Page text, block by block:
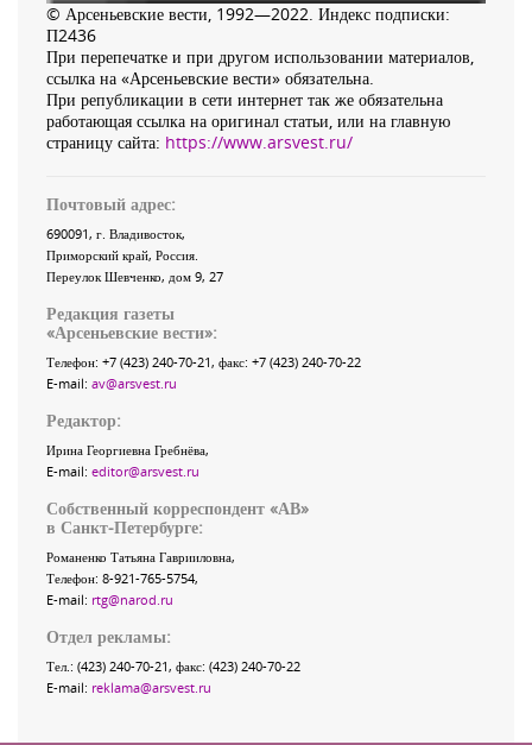
© Арсеньевские вести, 1992—2022. Индекс подписки:
П2436
При перепечатке и при другом использовании материалов,
ссылка на «Арсеньевские вести» обязательна.
При републикации в сети интернет так же обязательна
работающая ссылка на оригинал статьи, или на главную
страницу сайта: https://www.arsvest.ru/
Почтовый адрес:
690091, г. Владивосток,
Приморский край, Россия
Переулок Шевченко, дом 9, 27
Редакция газеты
«Арсеньевские вести»:
Телефон: +7 (423) 240-70-21, факс: +7 (423) 240-70-22
E-mail: av@arsvest.ru
Редактор:
Ирина Георгиевна Гребнёва,
E-mail: editor@arsvest.ru
Собственный корреспондент «АВ»
в Санкт-Петербурге:
Романенко Татьяна Гаврииловна,
Телефон: 8-921-765-5754,
E-mail: rtg@narod.ru
Отдел рекламы:
Тел.: (423) 240-70-21, факс: (423) 240-70-22
E-mail: reklama@arsvest.ru